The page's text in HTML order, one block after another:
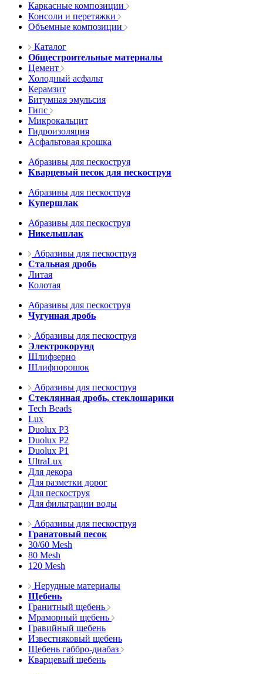
Каркасные композиции
Консоли и перетяжки
Объемные композиции
Каталог
Общестроительные материалы
Цемент
Холодный асфальт
Керамзит
Битумная эмульсия
Гипс
Микрокальцит
Гидроизоляция
Асфальтовая крошка
Абразивы для пескоструя
Кварцевый песок для пескоструя
Абразивы для пескоструя
Купершлак
Абразивы для пескоструя
Никельшлак
Абразивы для пескоструя
Стальная дробь
Литая
Колотая
Абразивы для пескоструя
Чугунная дробь
Абразивы для пескоструя
Электрокорунд
Шлифзерно
Шлифпорошок
Абразивы для пескоструя
Стеклянная дробь, стеклошарики
Tech Beads
Lux
Duolux P3
Duolux P2
Duolux P1
UltraLux
Для декора
Для разметки дорог
Для пескоструя
Для фильтрации воды
Абразивы для пескоструя
Гранатовый песок
30/60 Mesh
80 Mesh
120 Mesh
Нерудные материалы
Щебень
Гранитный щебень
Мраморный щебень
Гравийный щебень
Известняковый щебень
Щебень габбро-диабаз
Кварцевый щебень